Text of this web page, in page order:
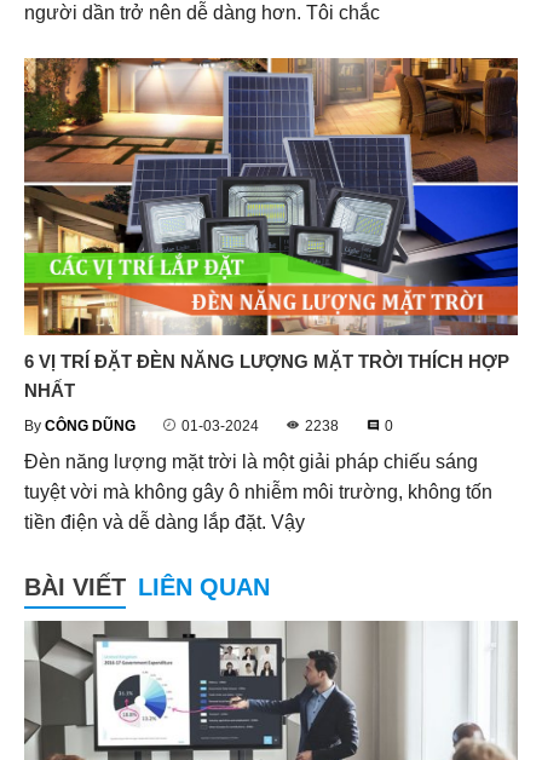
người dần trở nên dễ dàng hơn. Tôi chắc
6 VỊ TRÍ ĐẶT ĐÈN NĂNG LƯỢNG MẶT TRỜI THÍCH HỢP
NHẤT
By CÔNG DŨNG 01-03-2024 2238 0
Đèn năng lượng mặt trời là một giải pháp chiếu sáng
tuyệt vời mà không gây ô nhiễm môi trường, không tốn
tiền điện và dễ dàng lắp đặt. Vậy
BÀI VIẾT LIÊN QUAN